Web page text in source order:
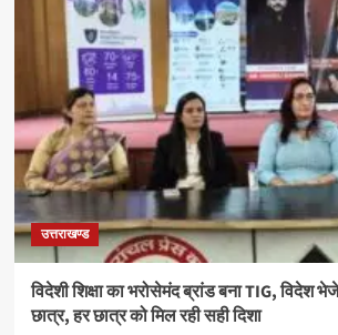
उत्तराखण्ड
विदेशी शिक्षा का भरोसेमंद ब्रांड बना TIG, विदेश
छात्र, हर छात्र को मिल रही सही दिशा